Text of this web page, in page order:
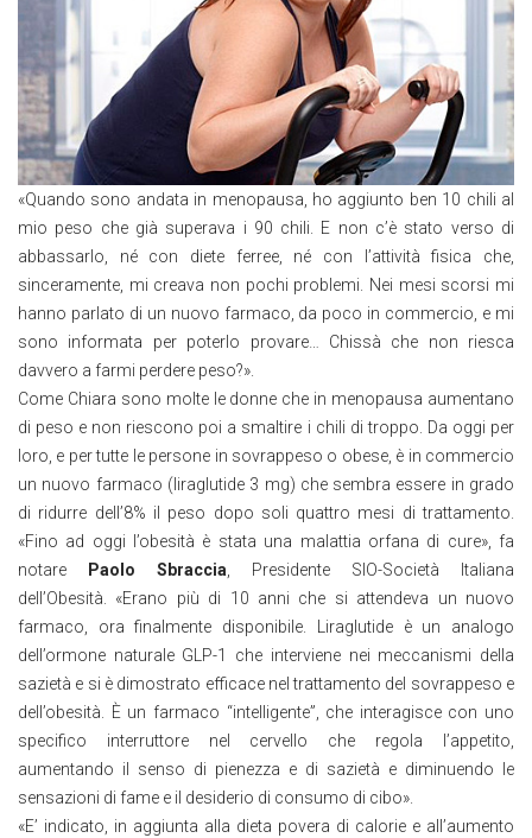
«Quando sono andata in menopausa, ho aggiunto ben 10 chili al
mio peso che già superava i 90 chili. E non c’è stato verso di
abbassarlo, né con diete ferree, né con l’attività fisica che,
sinceramente, mi creava non pochi problemi. Nei mesi scorsi mi
hanno parlato di un nuovo farmaco, da poco in commercio, e mi
sono informata per poterlo provare… Chissà che non riesca
davvero a farmi perdere peso?».
Come Chiara sono molte le donne che in menopausa aumentano
di peso e non riescono poi a smaltire i chili di troppo. Da oggi per
loro, e per tutte le persone in sovrappeso o obese, è in commercio
un nuovo farmaco (liraglutide 3 mg) che sembra essere in grado
di ridurre dell’8% il peso dopo soli quattro mesi di trattamento.
«Fino ad oggi l’obesità è stata una malattia orfana di cure», fa
notare
Paolo Sbraccia , Presidente SIO-Società Italiana
dell’Obesità. «Erano più di 10 anni che si attendeva un nuovo
farmaco, ora finalmente disponibile. Liraglutide è un analogo
dell’ormone naturale GLP-1 che interviene nei meccanismi della
sazietà e si è dimostrato efficace nel trattamento del sovrappeso e
dell’obesità. È un farmaco “intelligente”, che interagisce con uno
specifico interruttore nel cervello che regola l’appetito,
aumentando il senso di pienezza e di sazietà e diminuendo le
sensazioni di fame e il desiderio di consumo di cibo».
«E’ indicato, in aggiunta alla dieta povera di calorie e all’aumento